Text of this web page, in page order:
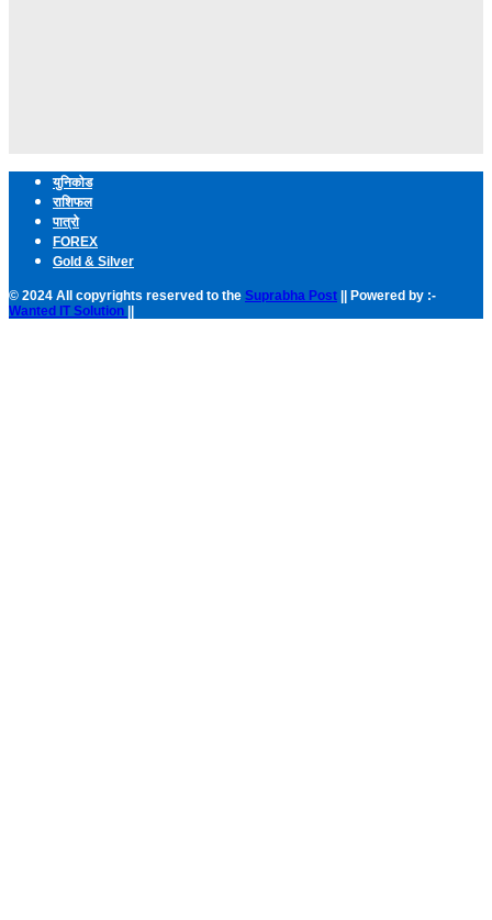
युनिकोड
राशिफल
पात्रो
FOREX
Gold & Silver
© 2024 All copyrights reserved to the Suprabha Post || Powered by :-
Wanted IT Solution